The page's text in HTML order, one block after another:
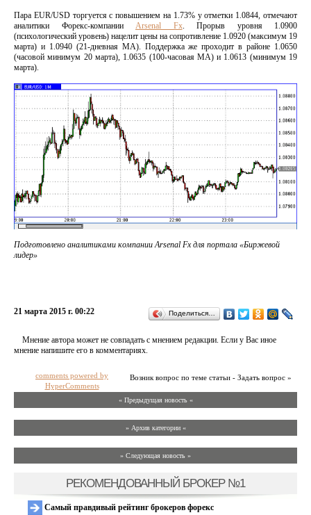
Пара EUR/USD торгуется с повышением на 1.73% у отметки 1.0844, отмечают
аналитики Форекс-компании Arsenal Fx. Прорыв уровня 1.0900
(психологический уровень) нацелит цены на сопротивление 1.0920 (максимум 19
марта) и 1.0940 (21-дневная MA). Поддержка же проходит в районе 1.0650
(часовой минимум 20 марта), 1.0635 (100-часовая MA) и 1.0613 (минимум 19
марта).
Подготовлено аналитиками компании Arsenal Fx для портала «Биржевой
лидер»
21 марта 2015 г. 00:22 Поделиться…
Мнение автора может не совпадать с мнением редакции. Если у Вас иное
мнение напишите его в комментариях.
Возник вопрос по теме статьи - Задать вопрос »
comments powered by
HyperComments
« Предыдущая новость «
» Архив категории «
» Следующая новость »
РЕКОМЕНДОВАННЫЙ БРОКЕР №1
Самый правдивый рейтинг брокеров форекс